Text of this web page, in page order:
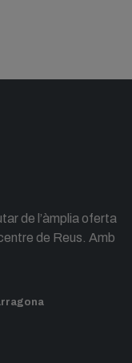
de l’àmplia oferta
de Reus. Amb